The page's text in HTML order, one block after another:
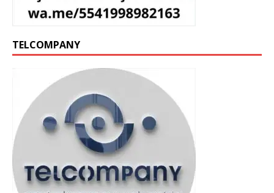
TELCOMPANY